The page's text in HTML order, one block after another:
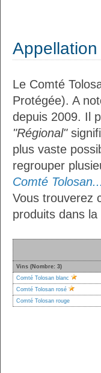
Le Comté
Protégée). A
depuis 2009. Il
"Régional"
plus vaste
regrouper
Comté Tolosan...
Vous trouverez
produits dans
Vins (Nombre: 3)
Comté Tolosan blanc
Comté Tolosan rosé
Comté Tolosan rouge